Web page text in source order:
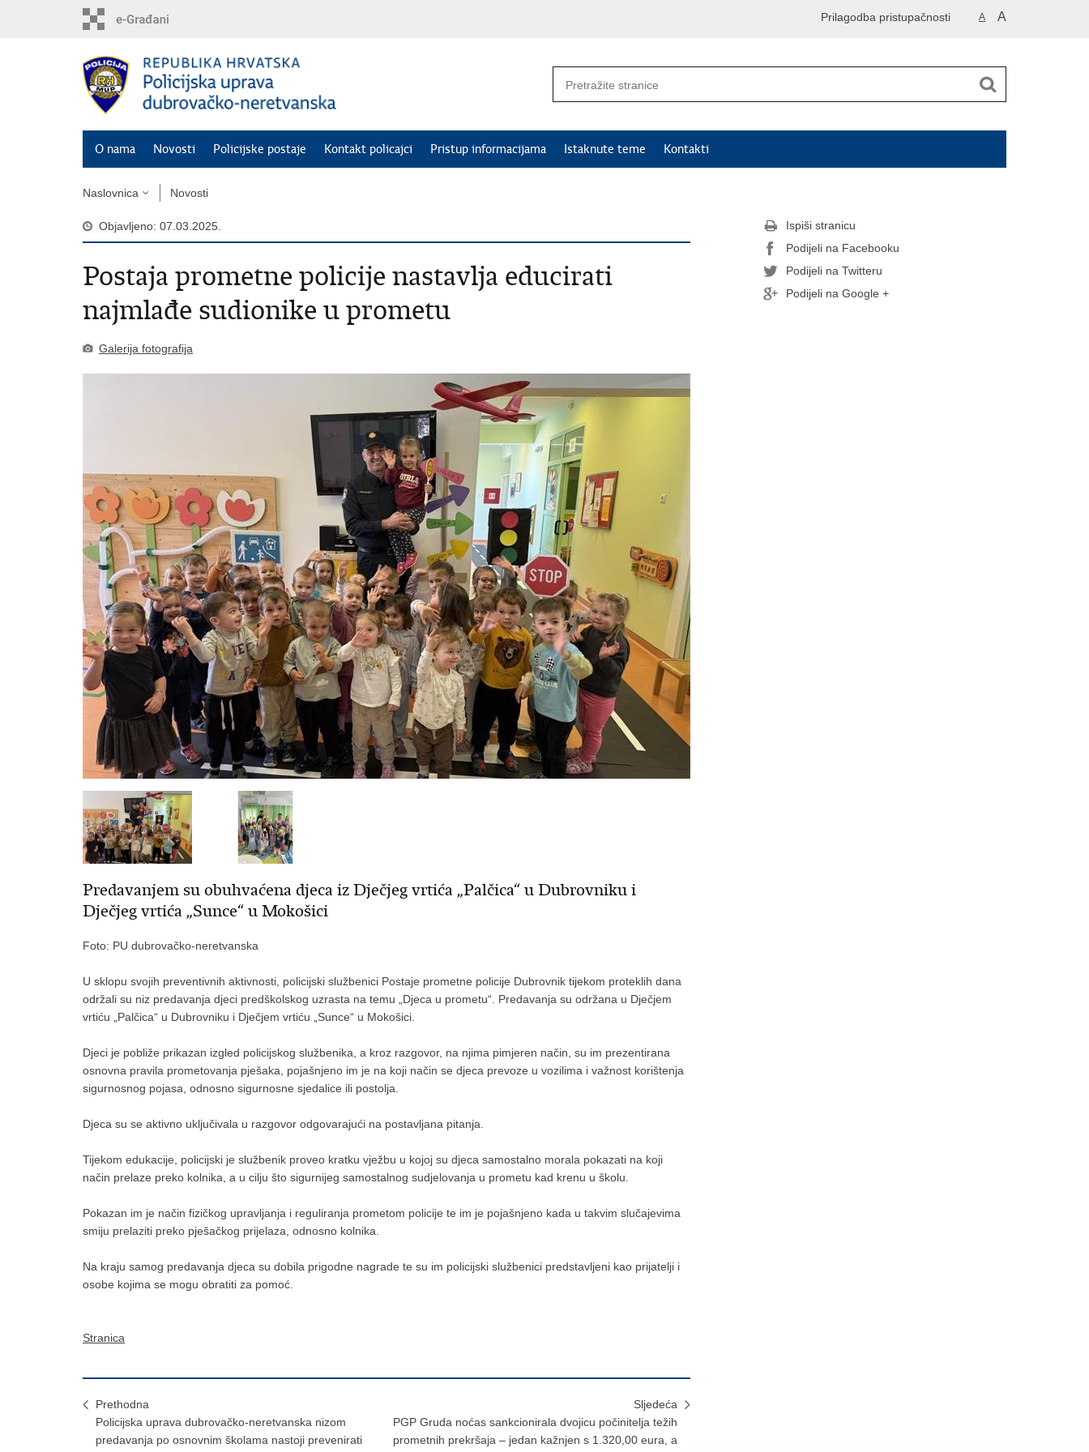
A A
Prilagodba pristupačnosti
O nama Novosti Policijske postaje Kontakt policajci Pristup informacijama Istaknute teme Kontakti
Naslovnica Novosti
Objavljeno: 07.03.2025.
Postaja prometne policije nastavlja educirati
najmlađe sudionike u prometu
Galerija fotografija
Predavanjem su obuhvaćena djeca iz Dječjeg vrtića „Palčica“ u Dubrovniku i
Dječjeg vrtića „Sunce“ u Mokošici
Foto: PU dubrovačko-neretvanska
U sklopu svojih preventivnih aktivnosti, policijski službenici Postaje prometne policije Dubrovnik tijekom proteklih dana
održali su niz predavanja djeci predškolskog uzrasta na temu „Djeca u prometu“. Predavanja su održana u Dječjem
vrtiću „Palčica“ u Dubrovniku i Dječjem vrtiću „Sunce“ u Mokošici.
Djeci je pobliže prikazan izgled policijskog službenika, a kroz razgovor, na njima pimjeren način, su im prezentirana
osnovna pravila prometovanja pješaka, pojašnjeno im je na koji način se djeca prevoze u vozilima i važnost korištenja
sigurnosnog pojasa, odnosno sigurnosne sjedalice ili postolja.
Djeca su se aktivno uključivala u razgovor odgovarajući na postavljana pitanja.
Tijekom edukacije, policijski je službenik proveo kratku vježbu u kojoj su djeca samostalno morala pokazati na koji
način prelaze preko kolnika, a u cilju što sigurnijeg samostalnog sudjelovanja u prometu kad krenu u školu.
Pokazan im je način fizičkog upravljanja i reguliranja prometom policije te im je pojašnjeno kada u takvim slučajevima
smiju prelaziti preko pješačkog prijelaza, odnosno kolnika.
Na kraju samog predavanja djeca su dobila prigodne nagrade te su im policijski službenici predstavljeni kao prijatelji i
osobe kojima se mogu obratiti za pomoć.
Stranica
Prethodna
Policijska uprava dubrovačko-neretvanska nizom
predavanja po osnovnim školama nastoji prevenirati
Sljedeća
PGP Gruda noćas sankcionirala dvojicu počinitelja težih
prometnih prekršaja – jedan kažnjen s 1.320,00 eura, a
Ispiši stranicu
Podijeli na Facebooku
Podijeli na Twitteru
Podijeli na Google +